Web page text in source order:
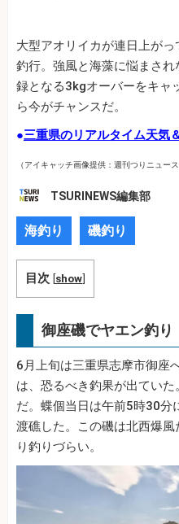
大型アオリイカが連日上が
釣行。強風と海藻に悩まさ
録となる3kgオーバーをキャ
ら今がチャンスだ。
●三重県のリアルタイム天気
（アイキャッチ画像提供：週刊つりニュー
TSURINEWS編集部
海釣り 磯釣り
目次 [show]
御座磯でヤエン釣り
6月上旬は三重県志摩市御座
は、恐るべき釣果が出てい
だ。蝶個当日は午前5時30分
渡礁した。この磯は北西爆
り釣りづらい。